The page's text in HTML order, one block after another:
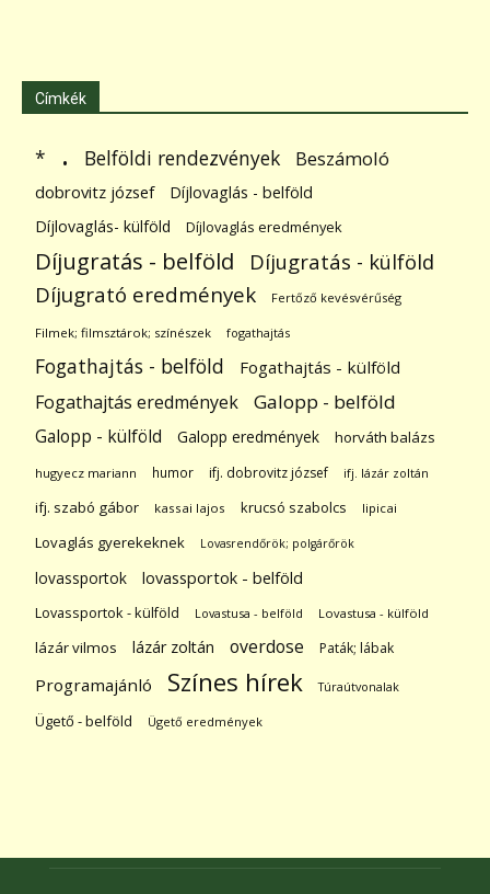
Címkék
* . Belföldi rendezvények Beszámoló
dobrovitz józsef
Díjlovaglás - belföld
Díjlovaglás- külföld
Díjlovaglás eredmények
Díjugratás - belföld Díjugratás - külföld
Díjugrató eredmények Fertőző kevésvérűség
Filmek; filmsztárok; színészek fogathajtás
Fogathajtás - belföld Fogathajtás - külföld
Fogathajtás eredmények Galopp - belföld
Galopp - külföld Galopp eredmények horváth balázs
hugyecz mariann humor ifj. dobrovitz józsef ifj. lázár zoltán
ifj. szabó gábor kassai lajos krucsó szabolcs lipicai
Lovaglás gyerekeknek Lovasrendőrök; polgárőrök
lovassportok lovassportok - belföld
Lovassportok - külföld Lovastusa - belföld Lovastusa - külföld
lázár vilmos lázár zoltán overdose Paták; lábak
Programajánló Színes hírek Túraútvonalak
Ügető - belföld Ügető eredmények